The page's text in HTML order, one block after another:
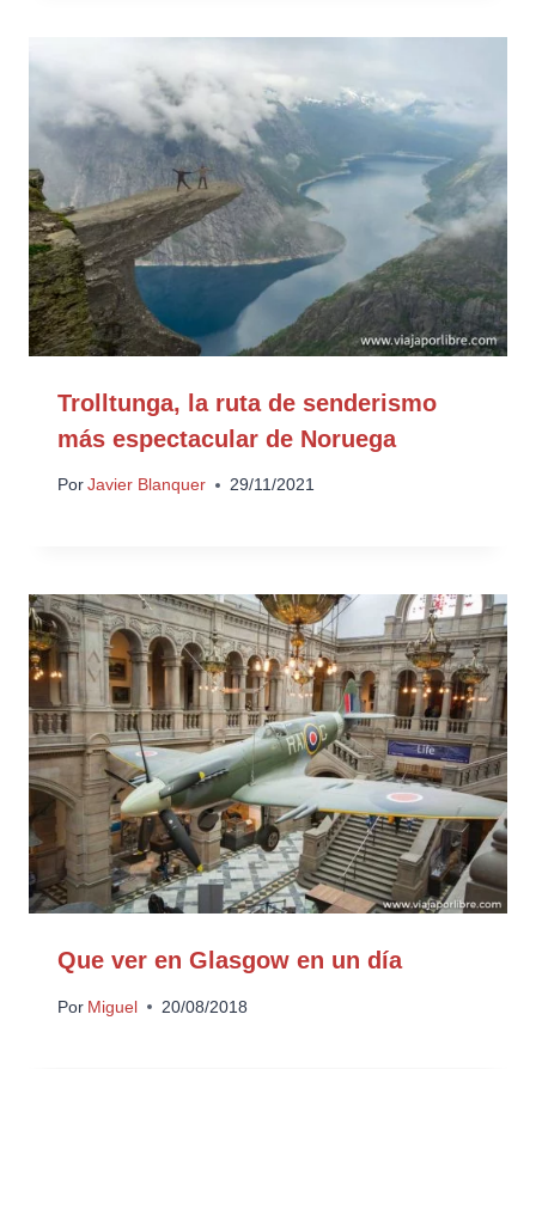
Trolltunga, la ruta de senderismo
más espectacular de Noruega
Por Javier Blanquer 29/11/2021
Que ver en Glasgow en un día
Por Miguel 20/08/2018